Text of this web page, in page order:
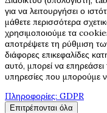
για να λειτουργήσει ο
μάθετε περισσότερα
χρησιμοποιούμε τα
αποτρέψετε τη ρύθμιση
διάφορες επικεφαλίδες
αυτό, μπορεί να επηρεάσει
υπηρεσίες που μπορούμε
Πληροφορίες: GDPR
Επιτρέπονται όλα